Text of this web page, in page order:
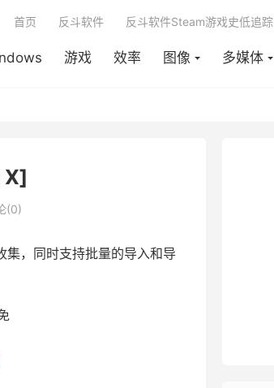
游戏 效率 图像 多媒体
首页 反斗软件 反斗软件Steam游戏史低追踪
X]
(0)
集，同时支持批量的导入和导